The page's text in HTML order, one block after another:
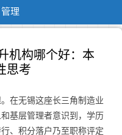
管理
机构哪个好：本
思考
在无锡这座长三角制造业
基层管理者意识到，学历
、积分落户乃至职称评定